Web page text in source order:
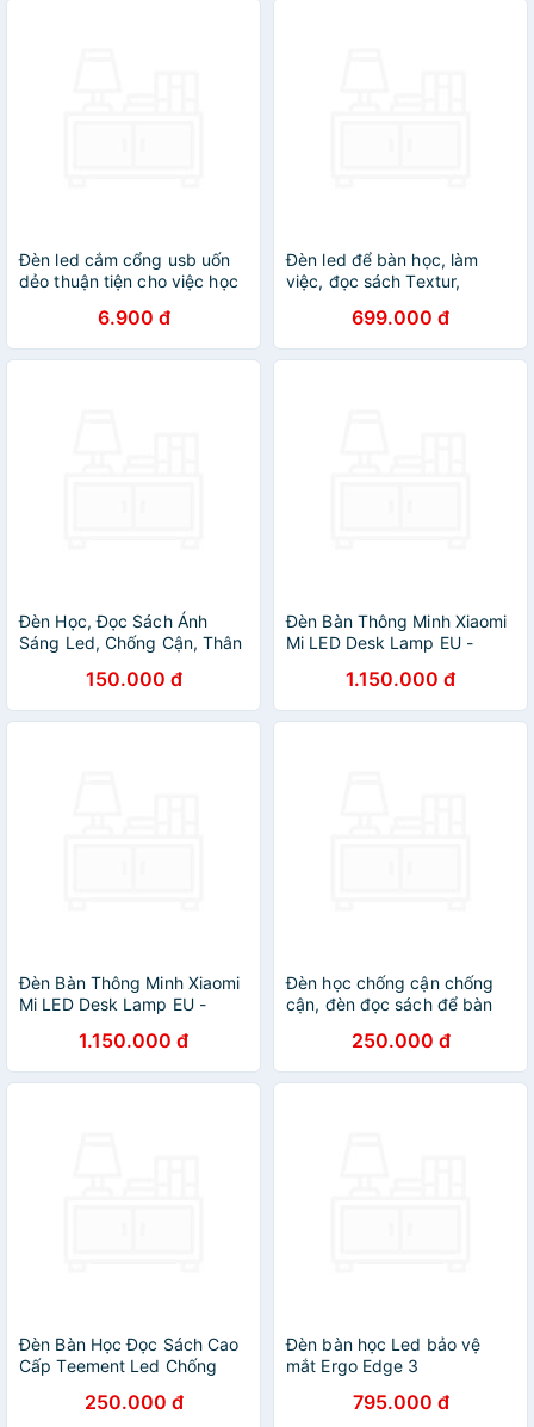
Đèn led cắm cổng usb uốn
dẻo thuận tiện cho việc học
6.900 đ
Đèn led để bàn học, làm
việc, đọc sách Textur,
Điển, bảo vệ mắt, trợ sáng
699.000 đ
Đèn Học, Đọc Sách Ánh
Sáng Led, Chống Cận, Thân
Hàng Nhập Khẩu Chính
Hãng KitAcoom Kèm Bóng
Led 5W
150.000 đ
Đèn Bàn Thông Minh Xiaomi
Mi LED Desk Lamp EU -
1.150.000 đ
Đèn Bàn Thông Minh Xiaomi
Mi LED Desk Lamp EU -
1.150.000 đ
Đèn học chống cận chống
cận, đèn đọc sách để bàn
màn hình LED hiện thị ngày -
Hàng chính hãng
250.000 đ
Đèn Bàn Học Đọc Sách Cao
Cấp Teement Led Chống
Vàng Bảo Vệ Mắt- Hàng
250.000 đ
Đèn bàn học Led bảo vệ
mắt Ergo Edge 3
làm việc, đọc sách cao cấp
795.000 đ